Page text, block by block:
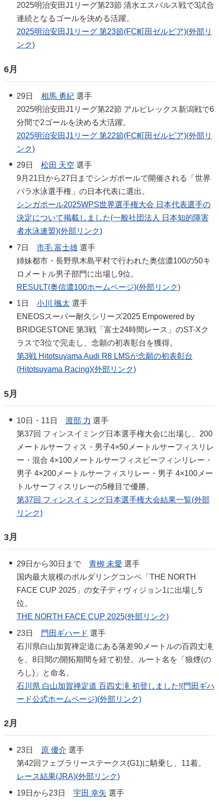
2025明治安田J1リーグ第23節 清水エスパルス戦で3試合
連続となるゴールを決める活躍。
2025明治安田J1リーグ 第23節(FC町田ゼルビア)(外部リ
ンク)
6月
29日 相馬 勇紀選手
2025明治安田J1リーグ第22節 アルビレックス新潟戦で6
分間で2ゴールを決める大活躍。
2025明治安田J1リーグ 第22節(FC町田ゼルビア)(外部リ
ンク)
29日 松田 天空 選手
9月21日から27日までシンガポールで開催される「世界
パラ水泳選手権」の日本代表に選出。
シンガポール2025WPS世界選手権大会 日本代表選手の
決定について掲載しました(一般社団法人 日本知的障害
者水泳連盟)(外部リンク)
7日 市毛 富士雄選手
姉妹都市・長野県木島平村で行われた奥信濃100の50キ
ロメートル男子部門に出場し9位。
RESULT(奥信濃100ホームページ)(外部リンク)
1日 小川 颯太 選手
ENEOSスーパー耐久シリーズ2025 Empowered by
BRIDGESTONE 第3戦「富士24時間レース」のST-Xク
ラスで3位で完走し、念願の初表彰台を獲得。
第3戦 Hitotsuyama Audi R8 LMSが念願の初表彰台
(Hitotsuyama Racing)(外部リンク)
5月
10日・11日 渡部 力 選手
第37回 フィンスイミング日本選手権大会に出場し、200
メートルサーフィス・男子4×50メートルサーフィスリレ
ー・混合 4×100メートルサーフィスビーフィンリレー・
男子 4×200メートルサーフィスリレー・男子 4×100メー
トルサーフィスリレーの5種目で優勝。
第37回 フィンスイミング日本選手権大会結果一覧(外部
リンク)
3月
29日から30日まで 青栁 未愛 選手
国内最大規模のボルダリングコンペ「THE NORTH
FACE CUP 2025」の女子ディヴィジョン1に出場し5
位。
THE NORTH FACE CUP 2025(外部リンク)
23日
門田ギハード 選手
石川県白山加賀禅定道にある落差90メートルの百四丈滝
を、8日間の開拓期間を経て初登。ルート名を「狼煙(の
ろし)」と命名。
石川県 白山加賀禅定道 百四丈滝 初登しました!(門田ギハ
ード公式ホームページ)(外部リンク)
2月
23日 原 優介 選手
第42回フェブラリーステークス(G1)に騎乗し、11着。
レース結果(JRA)(外部リンク)
19日から23日 宇田 幸矢 選手